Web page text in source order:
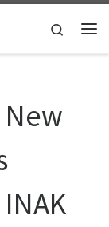
Search